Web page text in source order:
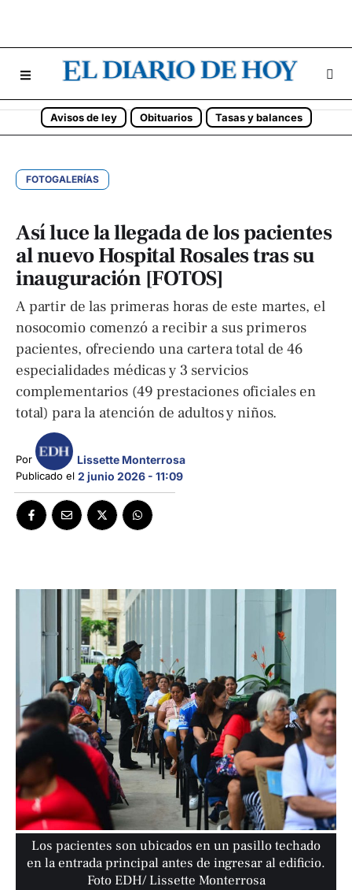
Avisos de ley Obituarios Tasas y balances
FOTOGALERÍAS
Así luce la llegada de los pacientes
al nuevo Hospital Rosales tras su
inauguración [FOTOS]
A partir de las primeras horas de este martes, el
nosocomio comenzó a recibir a sus primeros
pacientes, ofreciendo una cartera total de 46
especialidades médicas y 3 servicios
complementarios (49 prestaciones oficiales en
total) para la atención de adultos y niños.
Por Lissette Monterrosa
Publicado el 2 junio 2026 - 11:09
Los pacientes son ubicados en un pasillo techado
en la entrada principal antes de ingresar al edificio.
Foto EDH/ Lissette Monterrosa